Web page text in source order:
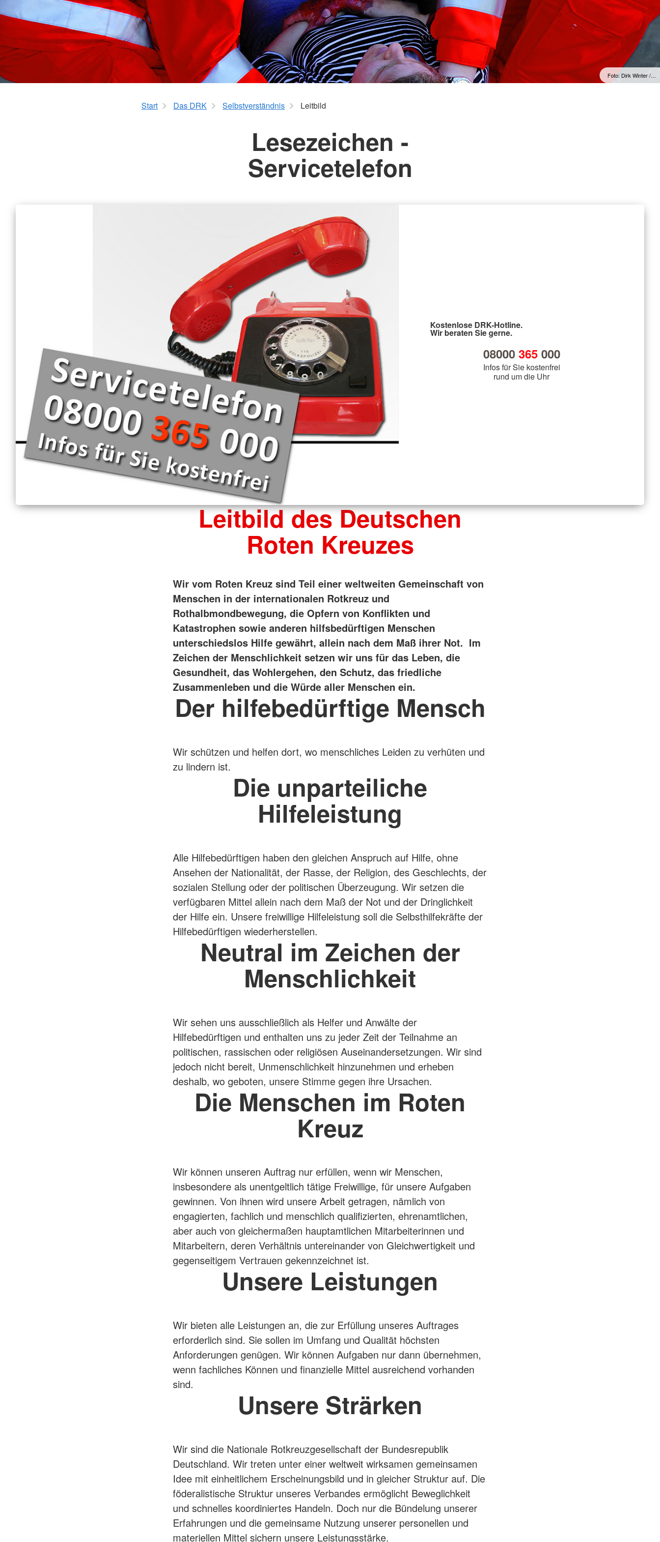
Foto: Dirk Winter /…
Start Das DRK Selbstverständnis Leitbild
Lesezeichen -
Servicetelefon
Kostenlose DRK-Hotline.
Wir beraten Sie gerne.
08000 365000
Infos für Sie kostenfrei
rund um die Uhr
Leitbild des Deutschen
Roten Kreuzes
Wir vom Roten Kreuz sind Teil einer weltweiten Gemeinschaft von
Menschen in der internationalen Rotkreuz und
Rothalbmondbewegung, die Opfern von Konflikten und
Katastrophen sowie anderen hilfsbedürftigen Menschen
unterschiedslos Hilfe gewährt, allein nach dem Maß ihrer Not. Im
Zeichen der Menschlichkeit setzen wir uns für das Leben, die
Gesundheit, das Wohlergehen, den Schutz, das friedliche
Zusammenleben und die Würde aller Menschen ein.
Der hilfebedürftige Mensch
Wir schützen und helfen dort, wo menschliches Leiden zu verhüten und
zu lindern ist.
Die unparteiliche
Hilfeleistung
Alle Hilfebedürftigen haben den gleichen Anspruch auf Hilfe, ohne
Ansehen der Nationalität, der Rasse, der Religion, des Geschlechts, der
sozialen Stellung oder der politischen Überzeugung. Wir setzen die
verfügbaren Mittel allein nach dem Maß der Not und der Dringlichkeit
der Hilfe ein. Unsere freiwillige Hilfeleistung soll die Selbsthilfekräfte der
Hilfebedürftigen wiederherstellen.
Neutral im Zeichen der
Menschlichkeit
Wir sehen uns ausschließlich als Helfer und Anwälte der
Hilfebedürftigen und enthalten uns zu jeder Zeit der Teilnahme an
politischen, rassischen oder religiösen Auseinandersetzungen. Wir sind
jedoch nicht bereit, Unmenschlichkeit hinzunehmen und erheben
deshalb, wo geboten, unsere Stimme gegen ihre Ursachen.
Die Menschen im Roten
Kreuz
Wir können unseren Auftrag nur erfüllen, wenn wir Menschen,
insbesondere als unentgeltlich tätige Freiwillige, für unsere Aufgaben
gewinnen. Von ihnen wird unsere Arbeit getragen, nämlich von
engagierten, fachlich und menschlich qualifizierten, ehrenamtlichen,
aber auch von gleichermaßen hauptamtlichen Mitarbeiterinnen und
Mitarbeitern, deren Verhältnis untereinander von Gleichwertigkeit und
gegenseitigem Vertrauen gekennzeichnet ist.
Unsere Leistungen
Wir bieten alle Leistungen an, die zur Erfüllung unseres Auftrages
erforderlich sind. Sie sollen im Umfang und Qualität höchsten
Anforderungen genügen. Wir können Aufgaben nur dann übernehmen,
wenn fachliches Können und finanzielle Mittel ausreichend vorhanden
sind.
Unsere Strärken
Wir sind die Nationale Rotkreuzgesellschaft der Bundesrepublik
Deutschland. Wir treten unter einer weltweit wirksamen gemeinsamen
Idee mit einheitlichem Erscheinungsbild und in gleicher Struktur auf. Die
föderalistische Struktur unseres Verbandes ermöglicht Beweglichkeit
und schnelles koordiniertes Handeln. Doch nur die Bündelung unserer
Erfahrungen und die gemeinsame Nutzung unserer personellen und
materiellen Mittel sichern unsere Leistungsstärke.